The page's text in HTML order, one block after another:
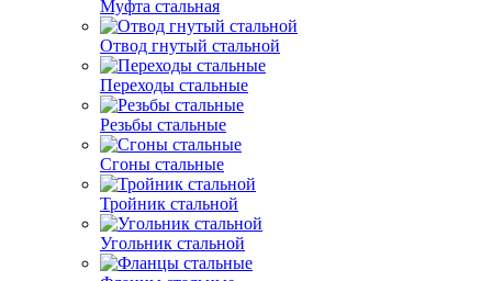
Муфта стальная
Отвод гнутый стальной
Переходы стальные
Резьбы стальные
Сгоны стальные
Тройник стальной
Угольник стальной